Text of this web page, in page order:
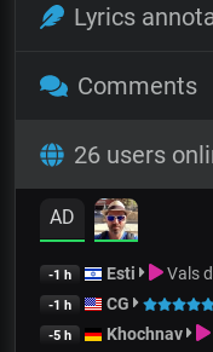
Lyrics
Comments
26 users
AD
-1 h Esti Vals
-1 h CG
-5 h Khochnav